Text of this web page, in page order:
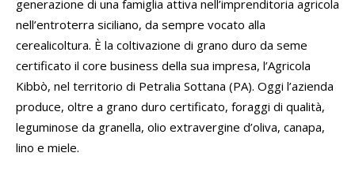
generazione di una famiglia attiva nell’imprenditoria agricola
nell’entroterra siciliano, da sempre vocato alla
cerealicoltura. È la coltivazione di grano duro da seme
certificato il core business della sua impresa, l’Agricola
Kibbò, nel territorio di Petralia Sottana (PA). Oggi l’azienda
produce, oltre a grano duro certificato, foraggi di qualità,
leguminose da granella, olio extravergine d’oliva, canapa,
lino e miele.